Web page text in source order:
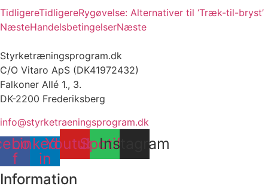
TidligereTidligereRygøvelse: Alternativer til ‘Træk-til-bryst’
NæsteHandelsbetingelserNæste
Styrketræningsprogram.dk
C/O Vitaro ApS (DK41972432)
Falkoner Allé 1., 3.
DK-2200 Frederiksberg
info@styrketraeningsprogram.dk
f
Linkedin-
in
Youtube
SpotifyInstagram
Information